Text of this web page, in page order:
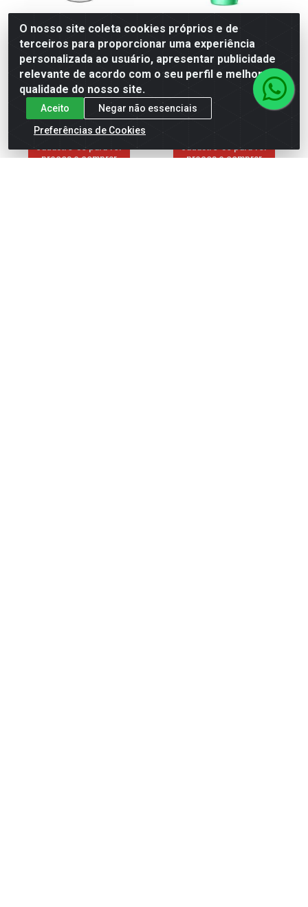
GB LOCAO HIDRATANTE
200ML BLANC VANILLA
Código: 189232
Embalagem: Unidade
Caixa contém 6 unidade(s)
Faça seu login ou
cadastre-se para ver
preços e comprar
GB LOCAO HIDRATANTE
200ML CANDY
Código: 9622
Embalagem: Unidade
Caixa contém 6 unidade(s)
cadastre-se para ver
preços e comprar
O nosso site coleta cookies próprios e de
terceiros para proporcionar uma experiência
personalizada ao usuário, apresentar publicidade
relevante de acordo com o seu perfil e melhorar a
qualidade do nosso site.
Aceito
Negar não essenciais
Preferências de Cookies